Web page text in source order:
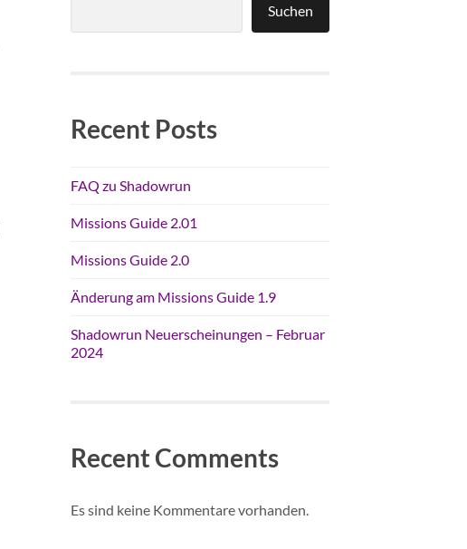
Suchen
Recent Posts
FAQ zu Shadowrun
Missions Guide 2.01
Missions Guide 2.0
Änderung am Missions Guide 1.9
Shadowrun Neuerscheinungen – Februar
2024
Recent Comments
Es sind keine Kommentare vorhanden.